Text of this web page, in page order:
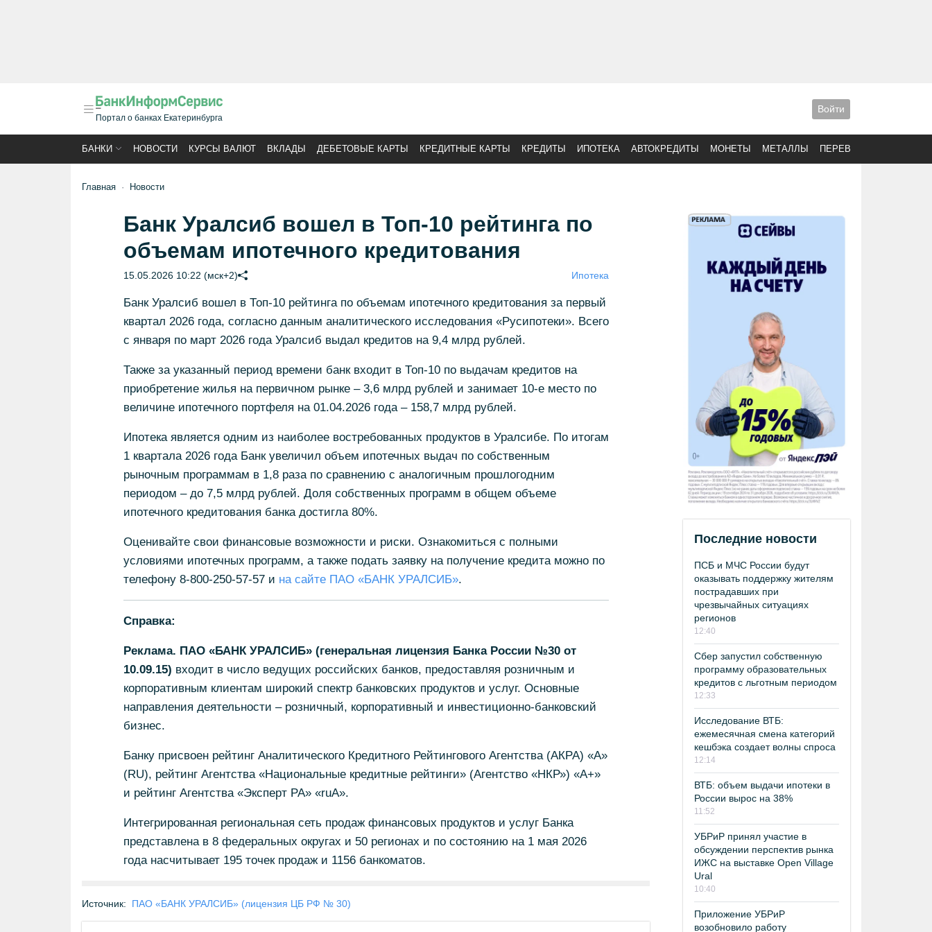
Портал о банках Екатеринбурга
Войти
БАНКИ НОВОСТИ КУРСЫ ВАЛЮТ ВКЛАДЫ ДЕБЕТОВЫЕ КАРТЫ КРЕДИТНЫЕ КАРТЫ КРЕДИТЫ ИПОТЕКА АВТОКРЕДИТЫ МОНЕТЫ МЕТАЛЛЫ ПЕРЕВОДЫ
Главная Новости
Банк Уралсиб вошел в Топ-10 рейтинга по
объемам ипотечного кредитования
15.05.2026 10:22 (мск+2) Ипотека
Банк Уралсиб вошел в Топ-10 рейтинга по объемам ипотечного кредитования за первый
квартал 2026 года, согласно данным аналитического исследования «Русипотеки». Всего
с января по март 2026 года Уралсиб выдал кредитов на 9,4 млрд рублей.
Также за указанный период времени банк входит в Топ-10 по выдачам кредитов на
приобретение жилья на первичном рынке – 3,6 млрд рублей и занимает 10-е место по
величине ипотечного портфеля на 01.04.2026 года – 158,7 млрд рублей.
Ипотека является одним из наиболее востребованных продуктов в Уралсибе. По итогам
1 квартала 2026 года Банк увеличил объем ипотечных выдач по собственным
рыночным программам в 1,8 раза по сравнению с аналогичным прошлогодним
периодом – до 7,5 млрд рублей. Доля собственных программ в общем объеме
ипотечного кредитования банка достигла 80%.
Оценивайте свои финансовые возможности и риски. Ознакомиться с полными
условиями ипотечных программ, а также подать заявку на получение кредита можно по
телефону 8-800-250-57-57 и на сайте ПАО «БАНК УРАЛСИБ».
Справка:
Реклама. ПАО «БАНК УРАЛСИБ» (генеральная лицензия Банка России №30 от
10.09.15) входит в число ведущих российских банков, предоставляя розничным и
корпоративным клиентам широкий спектр банковских продуктов и услуг. Основные
направления деятельности – розничный, корпоративный и инвестиционно-банковский
бизнес.
Банку присвоен рейтинг Аналитического Кредитного Рейтингового Агентства (АКРА) «А»
(RU), рейтинг Агентства «Национальные кредитные рейтинги» (Агентство «НКР») «А+»
и рейтинг Агентства «Эксперт РА» «ruА».
Интегрированная региональная сеть продаж финансовых продуктов и услуг Банка
представлена в 8 федеральных округах и 50 регионах и по состоянию на 1 мая 2026
года насчитывает 195 точек продаж и 1156 банкоматов.
Источник: ПАО «БАНК УРАЛСИБ» (лицензия ЦБ РФ № 30)
Последние новости
ПСБ и МЧС России будут
оказывать поддержку жителям
пострадавших при
чрезвычайных ситуациях
регионов
12:40
Сбер запустил собственную
программу образовательных
кредитов с льготным периодом
12:33
Исследование ВТБ:
ежемесячная смена категорий
кешбэка создает волны спроса
12:14
ВТБ: объем выдачи ипотеки в
России вырос на 38%
11:52
УБРиР принял участие в
обсуждении перспектив рынка
ИЖС на выставке Open Village
Ural
10:40
Приложение УБРиР
возобновило работу